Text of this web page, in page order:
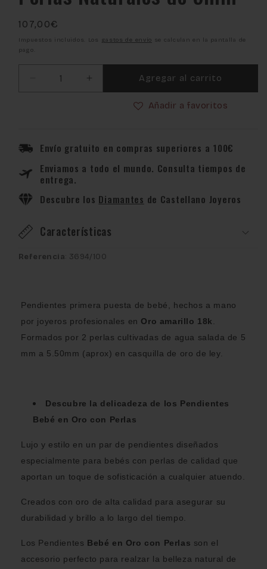
Precio
habitual
107,00€
Impuestos incluidos. Los gastos de envío se calculan en la pantalla de
pago.
Reducir
Oro
Perlas
Naturales
de
cantidad
Oro
Perlas
de
5mm
Agregar al carrito
Añadir a favoritos
Envío gratuito en compras superiores a 100€
Enviamos a todo el mundo. Consulta tiempos de
entrega.
Descubre los Diamantes de Castellano Joyeros
Características
Referencia : 3694/100
Pendientes primera puesta de bebé, hechos a mano
por joyeros profesionales en Oro amarillo 18k
Formados por 2 perlas cultivadas de agua salada de 5
mm a 5.50mm (aprox) en casquilla de oro de ley.
Descubre la delicadeza de los Pendientes
Bebé en Oro con Perlas
Lujo y estilo en un par de pendientes diseñados
especialmente para bebés con perlas de calidad que
aportan un toque de sofisticación a cualquier atuendo.
Creados con oro de alta calidad para asegurar su
durabilidad y brillo a lo largo del tiempo.
Los Pendientes Bebé en Oro con Perlas son el
accesorio perfecto para realzar la belleza natural de